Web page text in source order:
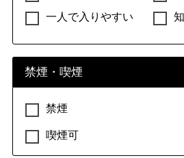
創作料理 イノベーティブ・フ
無国籍料理
パブ
一人で入りやすい
禁煙・喫煙
禁煙
喫煙可